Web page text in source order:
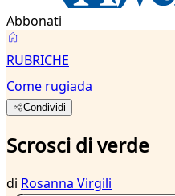
Abbonati
RUBRICHE
Come rugiada
Condividi
Scrosci di verde
di Rosanna Virgili